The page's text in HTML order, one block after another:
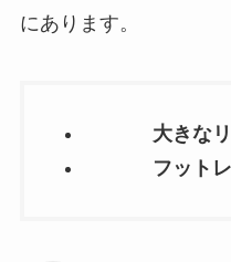
にあります。
大きな
フット